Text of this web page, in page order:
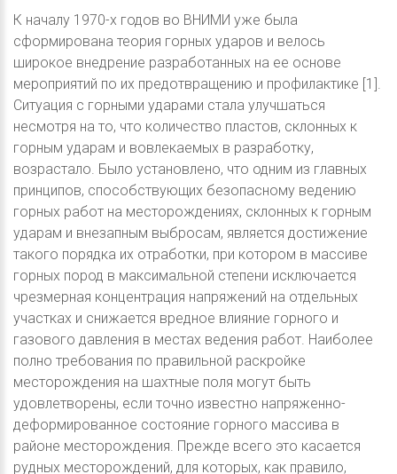
К началу 1970-х годов во ВНИМИ уже была
сформирована теория горных ударов и велось
широкое внедрение разработанных на ее основе
мероприятий по их предотвращению и профилактике [1].
Ситуация с горными ударами стала улучшаться
несмотря на то, что количество пластов, склонных к
горным ударам и вовлекаемых в разработку,
возрастало. Было установлено, что одним из главных
принципов, способствующих безопасному ведению
горных работ на месторождениях, склонных к горным
ударам и внезапным выбросам, является достижение
такого порядка их отработки, при котором в массиве
горных пород в максимальной степени исключается
чрезмерная концентрация напряжений на отдельных
участках и снижается вредное влияние горного и
газового давления в местах ведения работ. Наиболее
полно требования по правильной раскройке
месторождения на шахтные поля могут быть
удовлетворены, если точно известно напряженно-
деформированное состояние горного массива в
районе месторождения. Прежде всего это касается
рудных месторождений, для которых, как правило,